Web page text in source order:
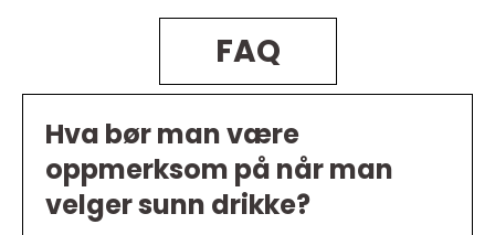
FAQ
Hva bør man være
oppmerksom på når man
velger sunn drikke?